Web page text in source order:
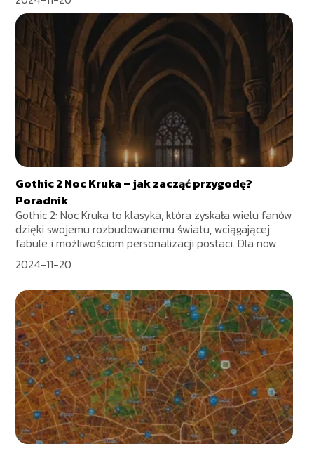
Gothic 2 Noc Kruka – jak zacząć przygodę?
Poradnik
Gothic 2: Noc Kruka to klasyka, która zyskała wielu fanów
dzięki swojemu rozbudowanemu światu, wciągającej
fabule i możliwościom personalizacji postaci. Dla now...
2024-11-20